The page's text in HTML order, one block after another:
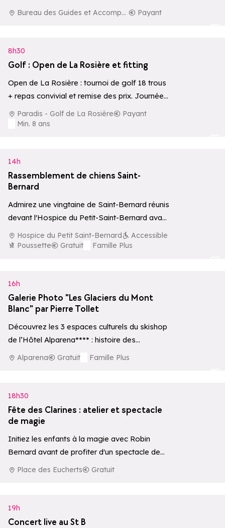
d'Aoste, le Mont-Blanc et le…
Bureau des Guides et Accompagnateurs de La Rosière
Payant
8h30
Golf : Open de La Rosière et fitting
Open de La Rosière : tournoi de golf 18 trous
+ repas convivial et remise des prix. Journée
de test libre…
Paradis - Golf de La Rosière
Payant
Min. 8 ans
14h
Rassemblement de chiens Saint-
Bernard
Admirez une vingtaine de Saint-Bernard réunis
devant l'Hospice du Petit-Saint-Bernard avant
de participer à une balade conviviale, ouverte
à tous,…
Hospice du Petit Saint-Bernard
Accessible
Poussette
Gratuit
Famille Plus
16h
Galerie Photo "Les Glaciers du Mont
Blanc" par Pierre Tollet
Découvrez les 3 espaces culturels du skishop
de l’Hôtel Alparena**** : histoire des
premières ascensions, écosystèmes
Alparena Gratuit
Famille Plus
18h30
Fête des Clarines : atelier et spectacle
de magie
Initiez les enfants à la magie avec Robin
Bernard avant de profiter d'un spectacle de
45 minutes, le samedi 8…
Place des Eucherts Gratuit
19h
Concert live au St B